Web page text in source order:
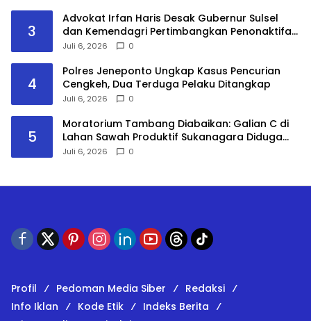
3
Advokat Irfan Haris Desak Gubernur Sulsel
dan Kemendagri Pertimbangkan Penonaktifan
Bupati Gowa
Juli 6, 2026 0
4
Polres Jeneponto Ungkap Kasus Pencurian
Cengkeh, Dua Terduga Pelaku Ditangkap
Juli 6, 2026 0
5
Moratorium Tambang Diabaikan: Galian C di
Lahan Sawah Produktif Sukanagara Diduga
Ilegal, Warga Desak Segera Disegel
Juli 6, 2026 0
Profil Pedoman Media Siber
Redaksi
Info Iklan
Kode Etik
Indeks Berita